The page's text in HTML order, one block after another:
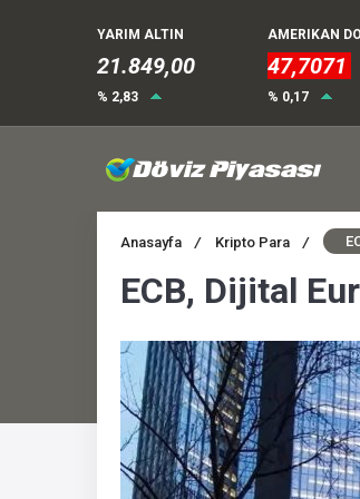
YARIM ALTIN
21.849,00
% 2,83
AMERIKAN
47,7071
% 0,17
Anasayfa / Kripto Para /
ECB, Dijital